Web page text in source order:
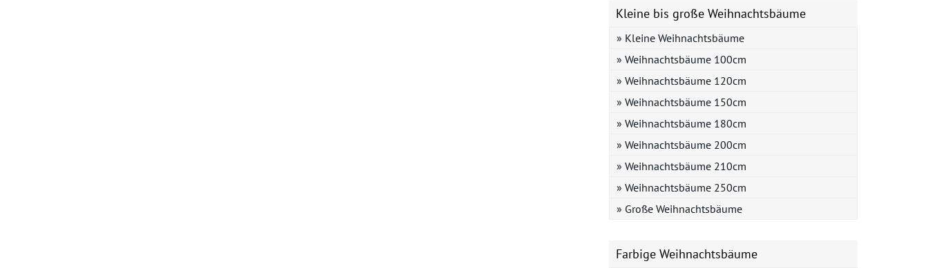
Kleine bis große Weihnachtsbäume
» Kleine Weihnachtsbäume
» Weihnachtsbäume 100cm
» Weihnachtsbäume 120cm
» Weihnachtsbäume 150cm
» Weihnachtsbäume 180cm
» Weihnachtsbäume 200cm
» Weihnachtsbäume 210cm
» Weihnachtsbäume 250cm
» Große Weihnachtsbäume
Farbige Weihnachtsbäume